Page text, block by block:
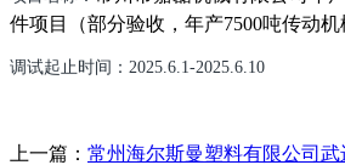
件项目（部分验收，年产7500吨传动机
调试起止时间： 2025 6 1-2025 6 10
上一篇： 常州海尔斯曼塑料有限公司